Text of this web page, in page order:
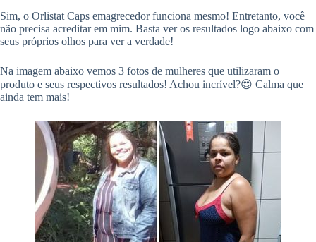
Sim, o Orlistat Caps emagrecedor funciona mesmo! Entretanto, você
não precisa acreditar em mim. Basta ver os resultados logo abaixo com
seus próprios olhos para ver a verdade!
Na imagem abaixo vemos 3 fotos de mulheres que utilizaram o
produto e seus respectivos resultados! Achou incrível?😍 Calma que
ainda tem mais!